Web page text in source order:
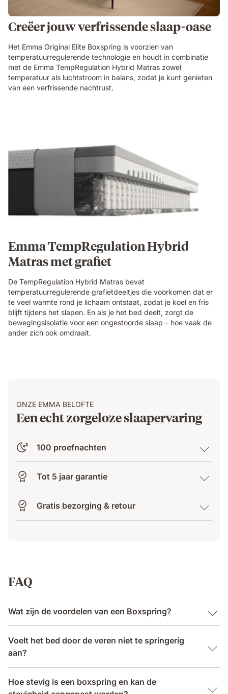
Creëer jouw verfrissende slaap-oase
Het Emma Original Elite Boxspring is voorzien van
temperatuurregulerende technologie en houdt in combinatie
met de Emma TempRegulation Hybrid Matras zowel
temperatuur als luchtstroom in balans, zodat je kunt genieten
van een verfrissende nachtrust.
Emma TempRegulation Hybrid
Matras met grafiet
De TempRegulation Hybrid Matras bevat
temperatuurregulerende grafietdeeltjes die voorkomen dat er
te veel warmte rond je lichaam ontstaat, zodat je koel en fris
blijft tijdens het slapen. En als je het bed deelt, zorgt de
bewegingsisolatie voor een ongestoorde slaap – hoe vaak de
ander zich ook omdraait.
ONZE EMMA BELOFTE
Een echt zorgeloze slaapervaring
100 proefnachten
Tot 5 jaar garantie
Gratis bezorging & retour
FAQ
Wat zijn de voordelen van een Boxspring?
Voelt het bed door de veren niet te springerig
aan?
Hoe stevig is een boxspring en kan de